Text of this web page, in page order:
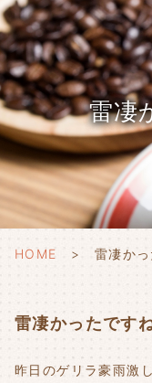
雷凄
HOME 雷凄かっ
雷凄かったですね
昨日のゲリラ豪雨激